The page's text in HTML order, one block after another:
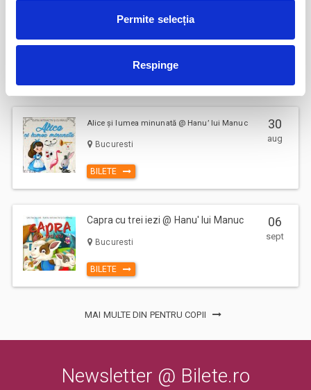
Permite selecția
Respinge
Ursul pacalit de vulpe @ Hanu' lui
aug
Alice și lumea minunată @ Hanu’ lui Manuc
Bucuresti
BILETE
30
aug
Capra cu trei iezi @ Hanu' lui Manuc
Bucuresti
BILETE
06
sept
MAI MULTE DIN PENTRU COPII
Newsletter @ Bilete.ro